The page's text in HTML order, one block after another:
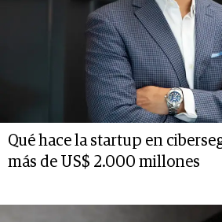
Qué hace la startup en
más de US$ 2.000 millones